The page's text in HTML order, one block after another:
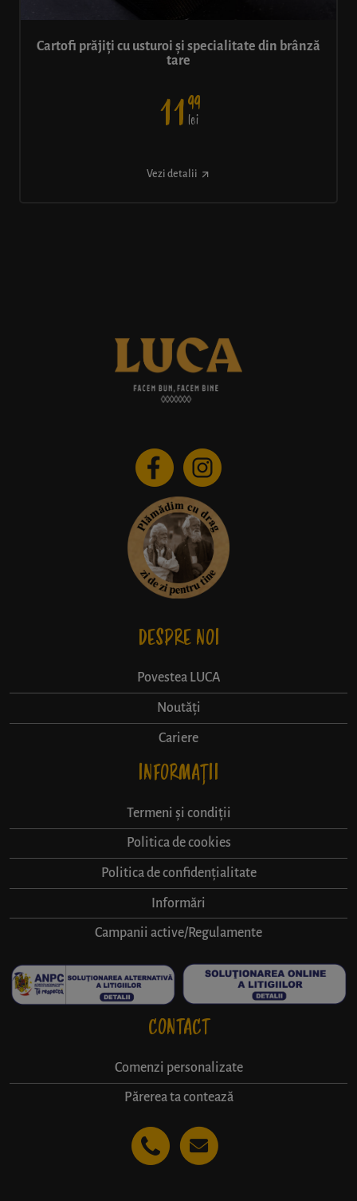
Cartofi prăjiți cu usturoi și specialitate din brânză
tare
1199
lei
Vezi detalii
DESPRE NOI
Povestea LUCA
Noutăți
Cariere
INFORMAȚII
Termeni și condiții
Politica de cookies
Politica de confidențialitate
Informări
Campanii active/Regulamente
CONTACT
Comenzi personalizate
Părerea ta contează